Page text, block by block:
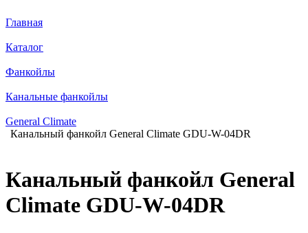
Главная
Каталог
Фанкойлы
Канальные фанкойлы
General Climate
Канальный фанкойл General Climate GDU-W-04DR
Канальный фанкойл General
Climate GDU-W-04DR